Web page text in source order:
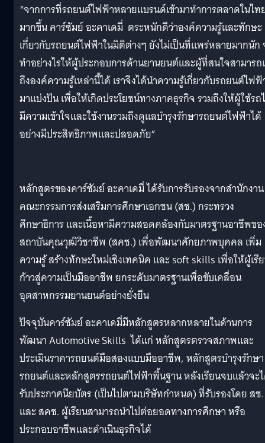
“จากการที่รถยนต์ไฟฟ้าหลายแบรนด์เข้ามาทำการตลาดในไท
มากขึ้น คาร์ซัมย์ อะคาเดมี่ ตระหนักดีว่าองค์ความรู้และทักษะ
เกี่ยวกับรถยนต์ไฟฟ้าในมิติต่างๆ ยังไม่เป็นที่แพร่หลายมากนัก
ทำอย่างไรให้ผู้ประกอบการด้านยานยนต์และผู้ที่สนใจสามารถ
ถึงองค์ความรู้เหล่านี้ได้ เราจึงได้นำความรู้เกี่ยวกับรถยนต์ไฟ
มาแบ่งปัน เพื่อให้เกิดประโยชน์ทางภาคธุรกิจ รวมถึงให้ผู้ใช้รถ
มีความเข้าใจและใช้งานรวมถึงดูแลบำรุงรักษารถยนต์ไฟฟ้าได้
อย่างมีประสิทธิภาพและปลอดภัย”
หลักสูตรของคาร์ซัมย์ อะคาเดมี่ ได้รับการรับรองจากสำนักงาน
คณะกรรมการส่งเสริมการศึกษาเอกชน (สช.) กระทรวง
ศึกษาธิการ และเนื้อหามีความสอดคล้องกับมาตรฐานอาชีพขอ
สถาบันคุณวุฒิวิชาชีพ (สคช.) เพื่อพัฒนาศักยภาพบุคคล เพิ่ม
ความรู้ สร้างทักษะใหม่เชิงเทคนิค และ soft skills เพื่อให้ผู้เรี
ก้าวสู่ความเป็นมืออาชีพ ยกระดับมาตรฐานเพื่อขับเคลื่อน
อุตสาหกรรมยานยนต์อย่างยั่งยืน
ปัจจุบันคาร์ซัมย์ อะคาเดมี่มีหลักสูตรหลากหลายในด้านการ
พัฒนา Automotive Skills ได้แก่ หลักสูตรตรวจสภาพและ
ประเมินราคารถยนต์มือสองแบบมืออาชีพ, หลักสูตรบำรุงรักษา
รถยนต์และหลักสูตรรถยนต์ไฟฟ้าพื้นฐาน หลังเรียนจบแล้วจะ
รับประกาศนียบัตร (เป็นไปตามบริษัทกำหนด) ที่รับรองโดย สช.
และ สคช. ผู้เรียนสามารถนำไปต่อยอดทางการศึกษา หรือ
ประกอบอาชีพและดำเนินธุรกิจได้